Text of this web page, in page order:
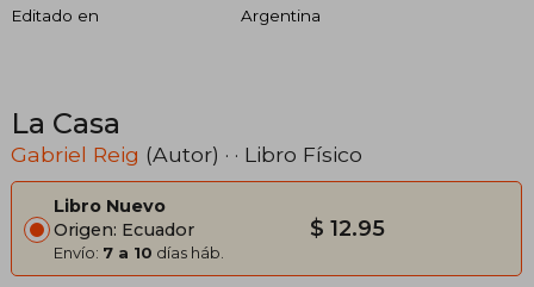
Editado en
Argentina
La Casa
Gabriel Reig (Autor) · · Libro Físico
Libro Nuevo
Origen: Ecuador
Envío: 7 a 10 días háb.
$ 12.95